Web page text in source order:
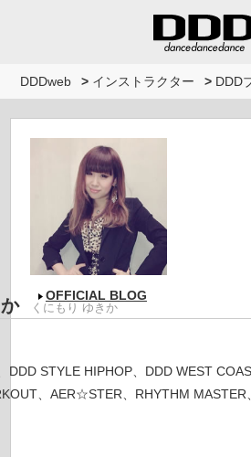
DDDweb > インストラクター > DDD
OFFICIAL BLOG
くにもり ゆきか
DDD STYLE HIPHOP、DDD WEST
、AER☆STER、RHYTHM MASTER